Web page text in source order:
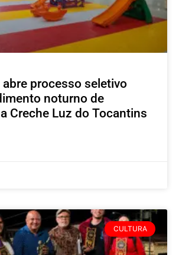
processo seletivo
noturno de
Creche Luz do Tocantins
CULTURA